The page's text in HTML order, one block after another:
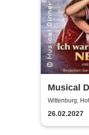
Musical
NY
Wittenburg,
Valk GmbH
26.02.2027